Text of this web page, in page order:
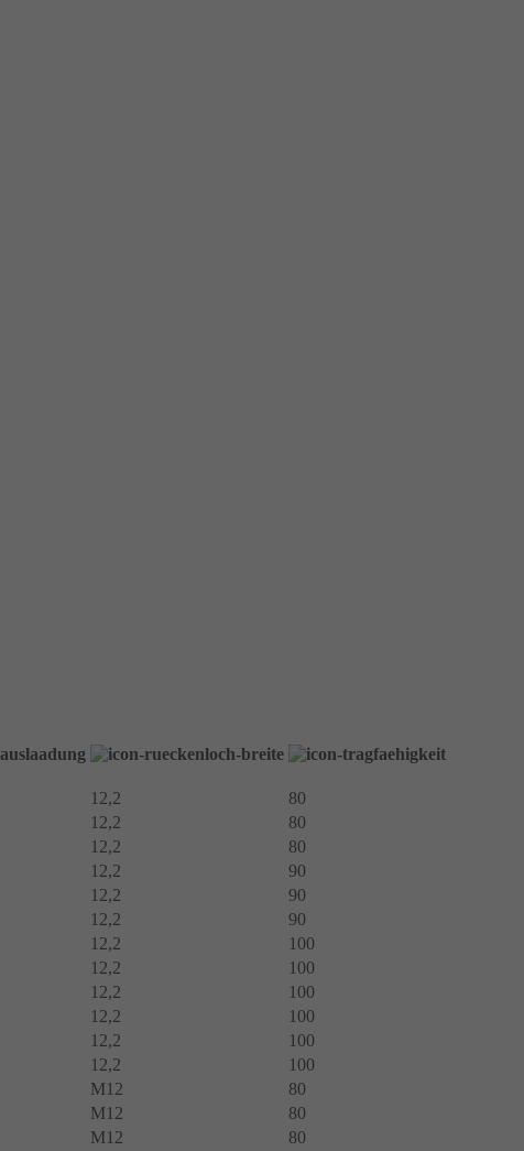
12,2 80
12,2 80
12,2 80
12,2 90
12,2 90
12,2 90
12,2 100
12,2 100
12,2 100
12,2 100
12,2 100
12,2 100
M12 80
M12 80
M12 80